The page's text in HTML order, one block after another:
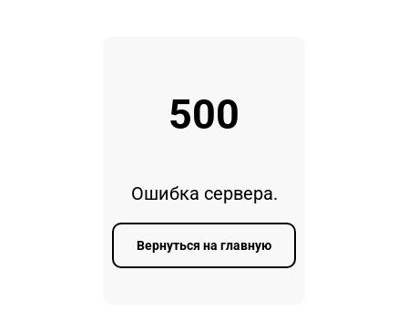
500
Ошибка сервера.
Вернуться на главную